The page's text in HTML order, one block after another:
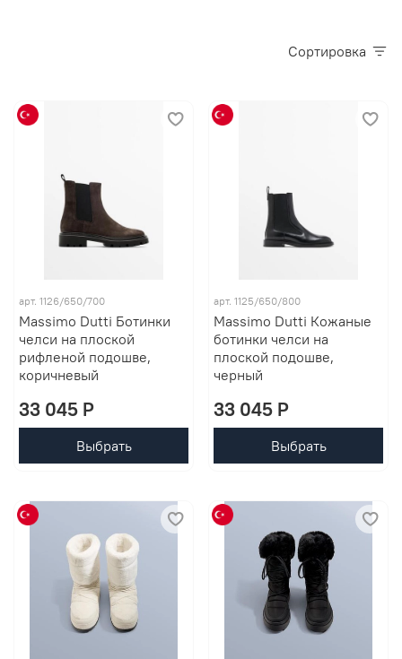
Сортировка
арт. 1126/650/700
Massimo Dutti Ботинки
челси на плоской
рифленой подошве,
коричневый
33 045 P
Выбрать
арт. 1125/650/800
Massimo Dutti Кожаные
ботинки челси на
плоской подошве,
черный
33 045 P
Выбрать